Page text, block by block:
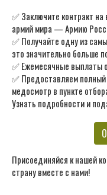
✅ Заключите контракт
армий мира — Армию
✅ Получайте одну из
это значительно больше
✅ Ежемесячные выплаты
✅ Предоставляем полный
медосмотр в пункте
Узнать подробности и
Присоединяйся к нашей
страну вместе с нами!